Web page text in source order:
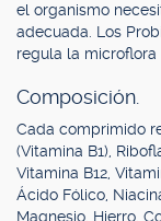
el organismo
adecuada. Los
regula la microflora
Composición.
Cada comprimido
(Vitamina B1),
Vitamina B12,
Ácido Fólico,
Magnesio, Hierro,